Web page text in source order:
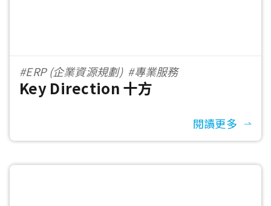
#ERP (企業資源規劃) #專業服務
Key Direction 十方
閱讀更多